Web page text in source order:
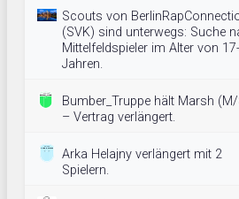
Scouts von
(SVK) sind unterwegs: Suche
Mittelfeldspieler im Alter von
Jahren.
Bumber_Truppe hält Marsh
– Vertrag verlängert.
Arka Helajny verlängert mit 2
Spielern.